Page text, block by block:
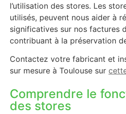
l’utilisation des stores. Les
utilisés, peuvent nous aider à
significatives sur nos factures
contribuant à la préservation
Contactez votre fabricant et
sur mesure à Toulouse sur
Comprendre le
des stores